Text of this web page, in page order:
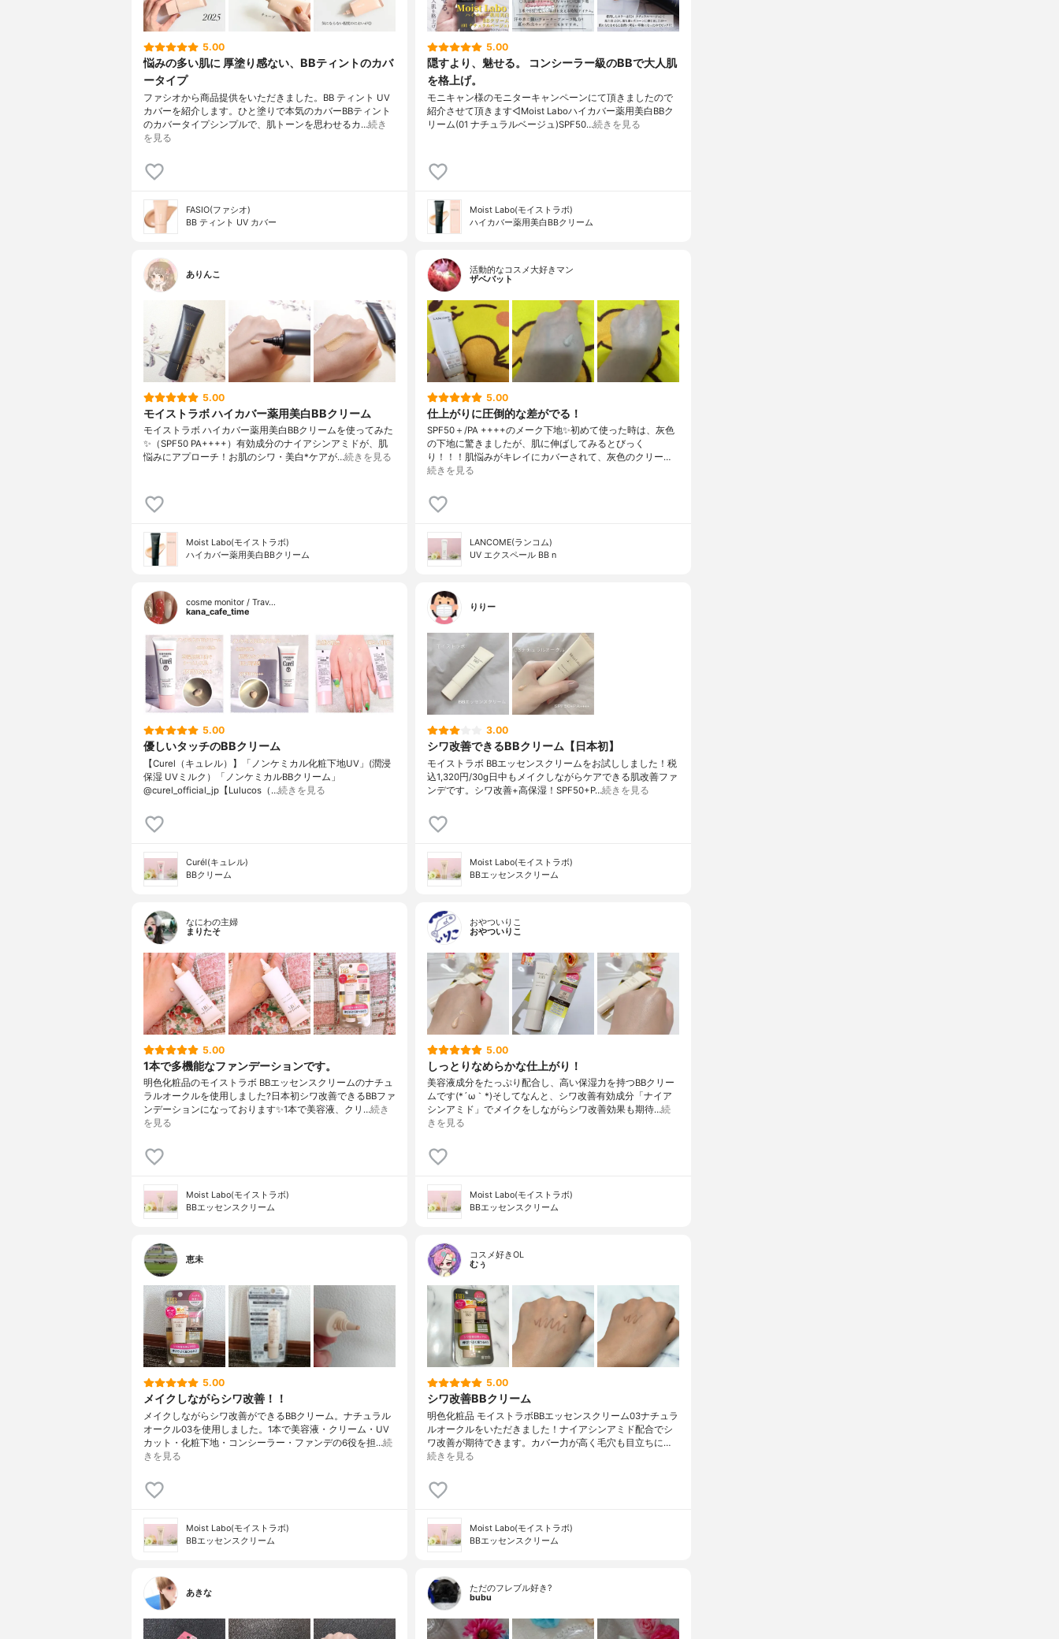
5.00
悩みの多い肌に 厚塗り感ない、BBティントのカバ
ータイプ
ファシオから商品提供をいただきました。BB ティント UV
カバーを紹介します。ひと塗りで本気のカバーBBティント
のカバータイプシンプルで、肌トーンを思わせるカ…続き
を見る
FASIO(ファシオ)
BB ティント UV カバー
5.00
隠すより、魅せる。 コンシーラー級のBBで大人肌
を格上げ。
モニキャン様のモニターキャンペーンにて頂きましたので
紹介させて頂きます◁Moist Laboハイカバー薬用美白BBク
リーム(01 ナチュラルベージュ)SPF50…続きを見る
Moist Labo(モイストラボ)
ハイカバー薬用美白BBクリーム
ありんこ
5.00
モイストラボ ハイカバー薬用美白BBクリーム
モイストラボ ハイカバー薬用美白BBクリームを使ってみた
✨（SPF50 PA++++）有効成分のナイアシンアミドが、肌
悩みにアプローチ！お肌のシワ・美白*ケアが…続きを見る
Moist Labo(モイストラボ)
ハイカバー薬用美白BBクリーム
活動的なコスメ大好きマン
ザベバット
5.00
仕上がりに圧倒的な差がでる！
SPF50＋/PA ++++のメーク下地✨初めて使った時は、灰色
の下地に驚きましたが、肌に伸ばしてみるとびっく
り！！！肌悩みがキレイにカバーされて、灰色のクリー…
続きを見る
LANCOME(ランコム)
UV エクスペール BB n
cosme monitor / Trav…
kana_cafe_time
5.00
優しいタッチのBBクリーム
【Curel（キュレル）】「ノンケミカル化粧下地UV」(潤浸
保湿 UVミルク）「ノンケミカルBBクリーム」
@curel_official_jp【Lulucos（…続きを見る
Curél(キュレル)
BBクリーム
りりー
3.00
シワ改善できるBBクリーム【日本初】
モイストラボ BBエッセンスクリームをお試ししました！税
込1,320円/30g日中もメイクしながらケアできる肌改善ファ
ンデです。シワ改善+高保湿！SPF50+P…続きを見る
Moist Labo(モイストラボ)
BBエッセンスクリーム
なにわの主婦
まりたそ
5.00
1本で多機能なファンデーションです。
明色化粧品のモイストラボ BBエッセンスクリームのナチュ
ラルオークルを使用しました?日本初シワ改善できるBBファ
ンデーションになっております✨1本で美容液、クリ…続き
を見る
Moist Labo(モイストラボ)
BBエッセンスクリーム
おやついりこ
おやついりこ
5.00
しっとりなめらかな仕上がり！
美容液成分をたっぷり配合し、高い保湿力を持つBBクリー
ムです(*´ω｀*)そしてなんと、シワ改善有効成分「ナイア
シンアミド」でメイクをしながらシワ改善効果も期待…続
きを見る
Moist Labo(モイストラボ)
BBエッセンスクリーム
恵未
5.00
メイクしながらシワ改善！！
メイクしながらシワ改善ができるBBクリーム。ナチュラル
オークル03を使用しました。1本で美容液・クリーム・UV
カット・化粧下地・コンシーラー・ファンデの6役を担…続
きを見る
Moist Labo(モイストラボ)
BBエッセンスクリーム
コスメ好きOL
むぅ
5.00
シワ改善BBクリーム
明色化粧品 モイストラボBBエッセンスクリーム03ナチュラ
ルオークルをいただきました！ナイアシンアミド配合でシ
ワ改善が期待できます。カバー力が高く毛穴も目立ちに…
続きを見る
Moist Labo(モイストラボ)
BBエッセンスクリーム
あきな
ただのフレブル好き?
bubu